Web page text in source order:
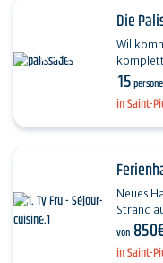
in Saint-
Die
15
in Saint-
Neues
Strand auf
90m²,
von